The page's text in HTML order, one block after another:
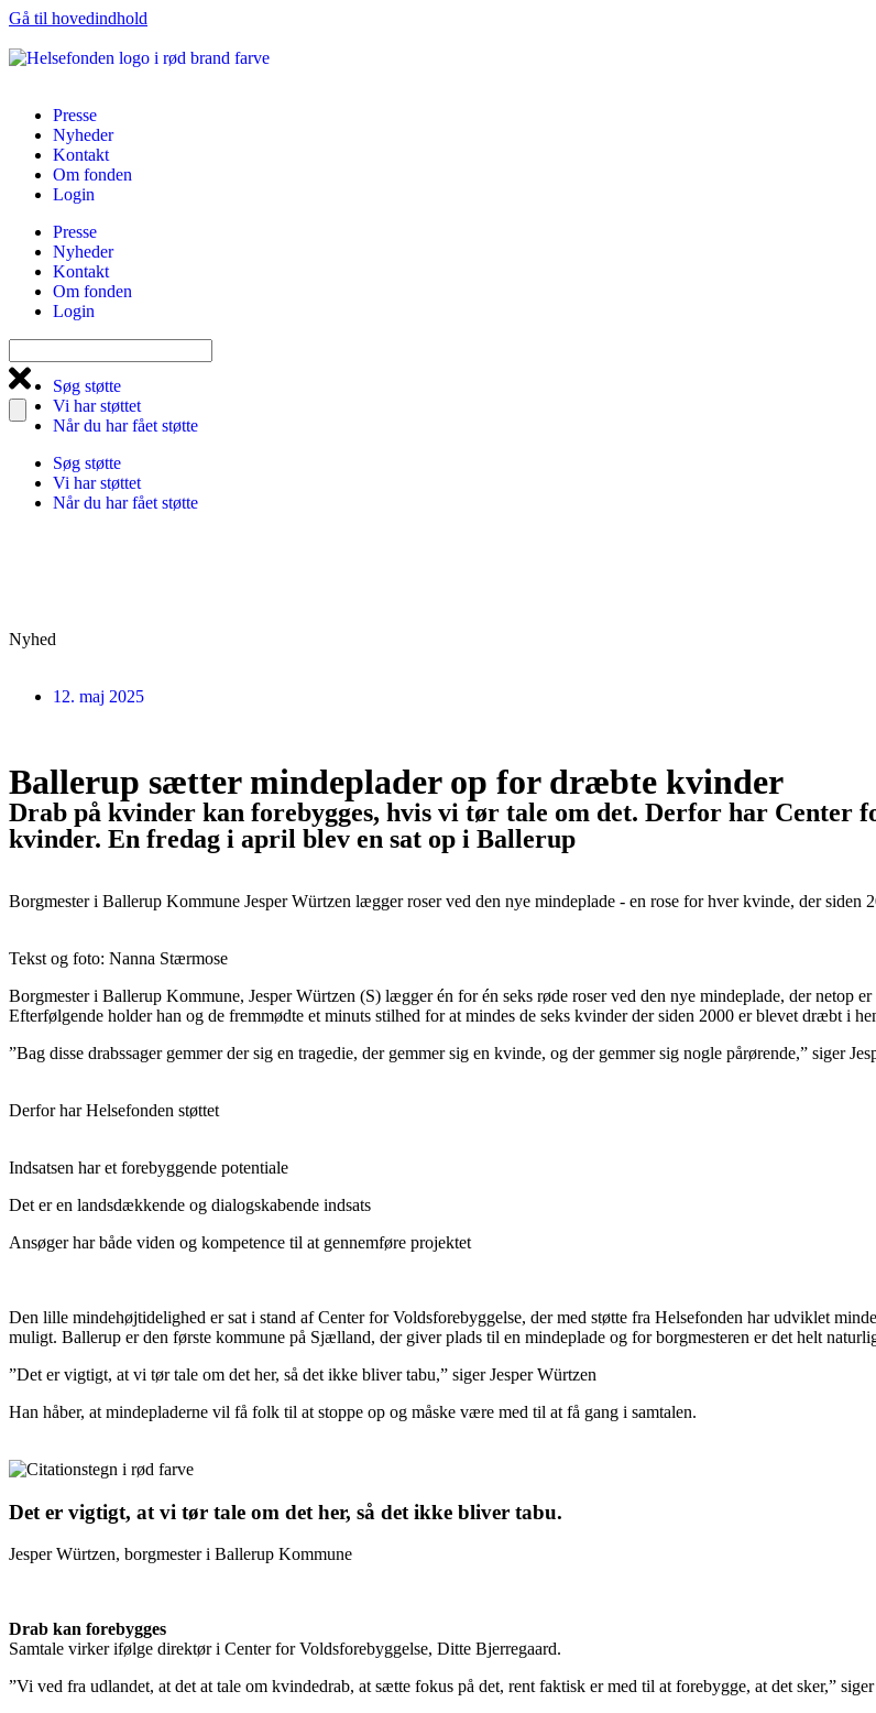
Gå til hovedindhold
Presse
Nyheder
Kontakt
Om fonden
Login
Presse
Nyheder
Kontakt
Om fonden
Login
Søg støtte
Vi har støttet
Når du har fået støtte
Søg støtte
Vi har støttet
Når du har fået støtte
Nyhed
12. maj 2025
Ballerup sætter mindeplader op for dræbte kvinder
Drab på kvinder kan forebygges, hvis vi tør tale om det. Derfor har Center
kvinder. En fredag i april blev en sat op i Ballerup
Borgmester i Ballerup Kommune Jesper Würtzen lægger roser ved den nye mindeplade - en rose for hver kvinde, der
Tekst og foto: Nanna Stærmose
Borgmester i Ballerup Kommune, Jesper Würtzen (S) lægger én for én seks røde roser ved den nye mindeplade, der netop
Efterfølgende holder han og de fremmødte et minuts stilhed for at mindes de seks kvinder der siden 2000 er blevet dræbt i
”Bag disse drabssager gemmer der sig en tragedie, der gemmer sig en kvinde, og der gemmer sig nogle pårørende,” siger
Derfor har Helsefonden støttet
Indsatsen har et forebyggende potentiale
Det er en landsdækkende og dialogskabende indsats
Ansøger har både viden og kompetence til at gennemføre projektet
Den lille mindehøjtidelighed er sat i stand af Center for Voldsforebyggelse, der med støtte fra Helsefonden har udviklet
muligt. Ballerup er den første kommune på Sjælland, der giver plads til en mindeplade og for borgmesteren er det helt
”Det er vigtigt, at vi tør tale om det her, så det ikke bliver tabu,” siger Jesper Würtzen
Han håber, at mindepladerne vil få folk til at stoppe op og måske være med til at få gang i samtalen.
Det er vigtigt, at vi tør tale om det her, så det ikke bliver tabu.
Jesper Würtzen, borgmester i Ballerup Kommune
Drab kan forebygges
Samtale virker ifølge direktør i Center for Voldsforebyggelse, Ditte Bjerregaard.
”Vi ved fra udlandet, at det at tale om kvindedrab, at sætte fokus på det, rent faktisk er med til at forebygge, at det sker,”